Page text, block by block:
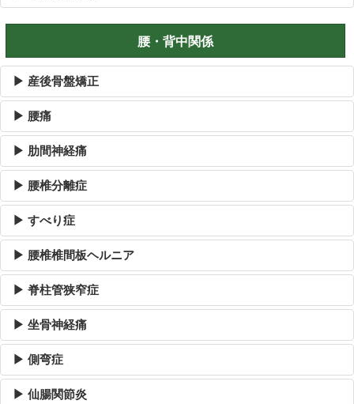
腰・背中関係
▶ 産後骨盤矯正
▶ 腰痛
▶ 肋間神経痛
▶ 腰椎分離症
▶ すべり症
▶ 腰椎椎間板ヘルニア
▶ 脊柱管狭窄症
▶ 坐骨神経痛
▶ 側弯症
▶ 仙腸関節炎